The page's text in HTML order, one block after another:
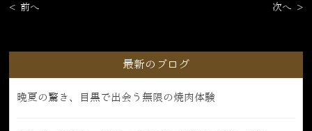
< 前へ 次へ >
最新のブログ
晩夏の驚き、目黒で出会う無限の焼肉体験